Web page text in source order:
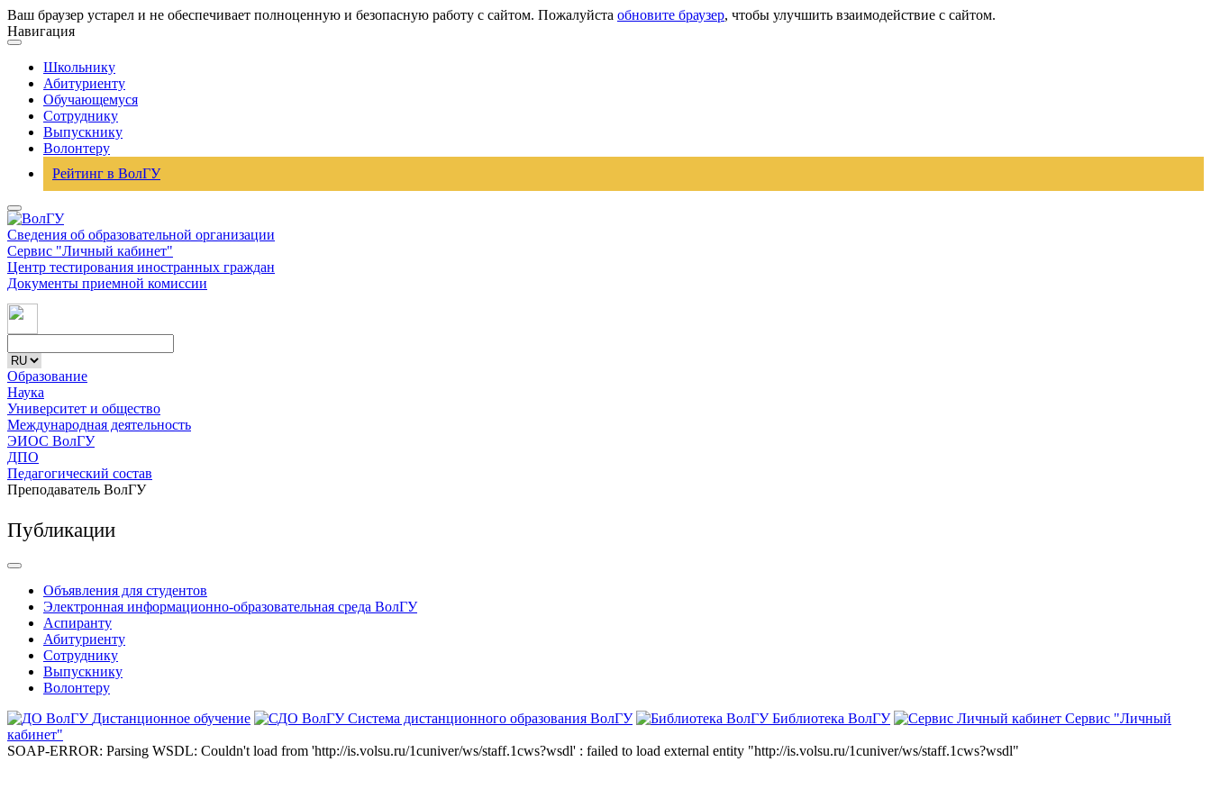
Ваш браузер устарел и не обеспечивает полноценную и безопасную работу с сайтом. Пожалуйста обновите браузер, чтобы улучшить взаимодействие с сайтом.
Навигация
Школьнику
Абитуриенту
Обучающемуся
Сотруднику
Выпускнику
Волонтеру
Рейтинг в ВолГУ
Сведения об образовательной организации
Сервис "Личный кабинет"
Центр тестирования иностранных граждан
Документы приемной комиссии
Образование
Наука
Университет и общество
Международная деятельность
ЭИОС ВолГУ
ДПО
Педагогический состав
Преподаватель ВолГУ
Публикации
Объявления для студентов
Электронная информационно-образовательная среда ВолГУ
Аспиранту
Абитуриенту
Сотруднику
Выпускнику
Волонтеру
Дистанционное обучение
Система дистанционного образования ВолГУ Библиотека ВолГУ
Сервис "Личный
кабинет"
SOAP-ERROR: Parsing WSDL: Couldn't load from 'http://is.volsu.ru/1cuniver/ws/staff.1cws?wsdl' : failed to load external entity "http://is.volsu.ru/1cuniver/ws/staff.1cws?wsdl"